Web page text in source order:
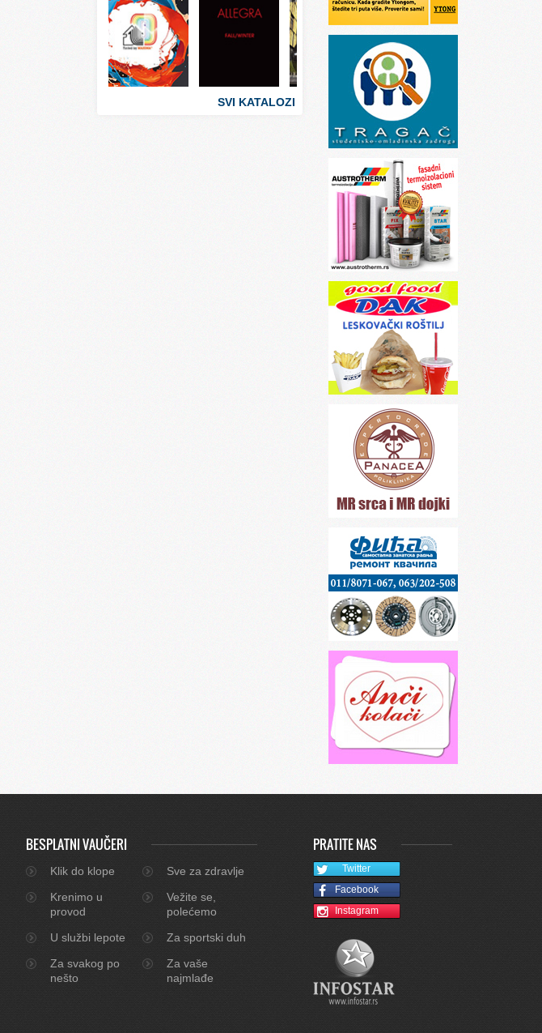
Svet ugostiteljstva
Svet zabave i umetnosti
Svet zanimljivosti
Svet zdravlja
SVI KATALOZI
BESPLATNI VAUČERI
Klik do klope
Sve za zdravlje
Krenimo u
provod
Vežite se,
polećemo
U službi lepote
Za sportski duh
Za svakog po
nešto
Za vaše
najmlađe
PRATITE NAS
Twitter
Facebook
Instagram